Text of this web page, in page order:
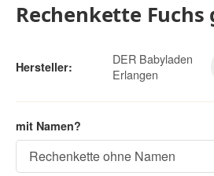
Rechenkette Fuchs
Hersteller:
DER Babyladen
Erlangen
mit Namen?